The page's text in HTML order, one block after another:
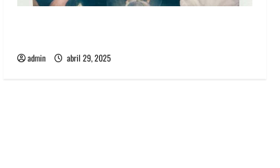
admin abril 29, 2025